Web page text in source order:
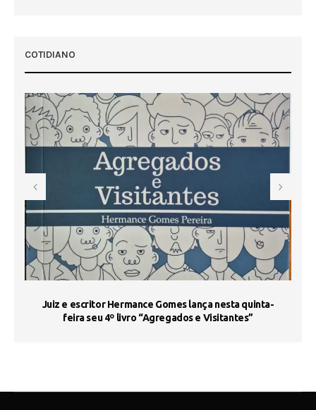
COTIDIANO
Juiz e escritor Hermance Gomes lança nesta quinta-
feira seu 4º livro “Agregados e Visitantes”